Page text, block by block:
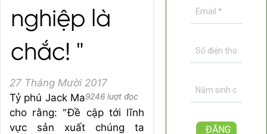
nghiệp là
chắc! "
27 Tháng Mười 2017
9246 lượt đọc
Tỷ phú Jack Ma
cho rằng: "Đề cập tới lĩnh
vực sản xuất chúng ta